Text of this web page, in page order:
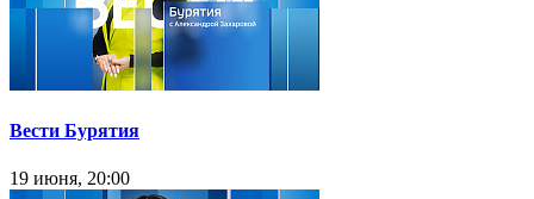
Вести Бурятия
19 июня, 20:00